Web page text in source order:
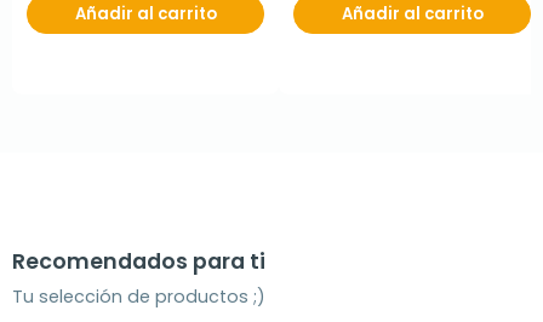
Añadir al carrito Añadir al carrito
Recomendados para ti
Tu selección de productos ;)